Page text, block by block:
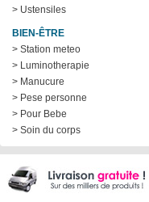
> Ustensiles
BIEN-ÊTRE
> Station meteo
> Luminotherapie
> Manucure
> Pese personne
> Pour Bebe
> Soin du corps